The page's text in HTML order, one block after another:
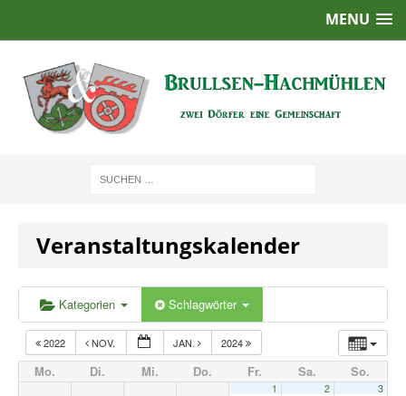
MENU
Veranstaltungskalender
Kategorien Schlagwörter
2022 NOV. JAN. 2024
Mo. Di. Mi. Do. Fr. Sa. So.
1 2 3